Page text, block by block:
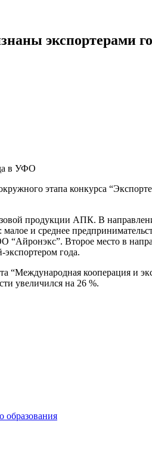
экспортерами
этапа конкурса
продукции АПК. В
и среднее
“Айронэкс”. Второе место в
года.
“Международная кооперация и
увеличился на 26 %.
образования